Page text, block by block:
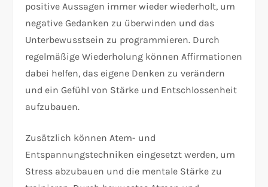
positive Aussagen immer wieder wiederholt, um
negative Gedanken zu überwinden und das
Unterbewusstsein zu programmieren. Durch
regelmäßige Wiederholung können Affirmationen
dabei helfen, das eigene Denken zu verändern
und ein Gefühl von Stärke und Entschlossenheit
aufzubauen.
Zusätzlich können Atem- und
Entspannungstechniken eingesetzt werden, um
Stress abzubauen und die mentale Stärke zu